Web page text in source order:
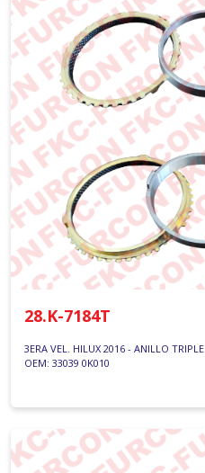
28.K-7184T
3ERA VEL. HILUX 2016 - ANILLO TRIPLE
OEM: 33039 0K010